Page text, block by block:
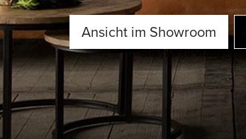
Ansicht im Showroom